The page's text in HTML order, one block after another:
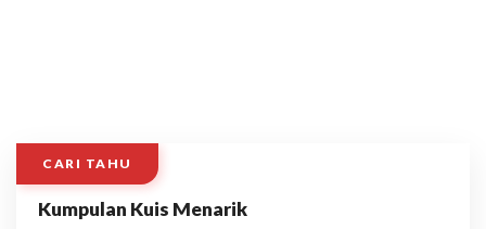
CARI TAHU
Kumpulan Kuis Menarik